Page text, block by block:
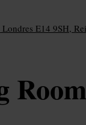
E14 9SH,
Room